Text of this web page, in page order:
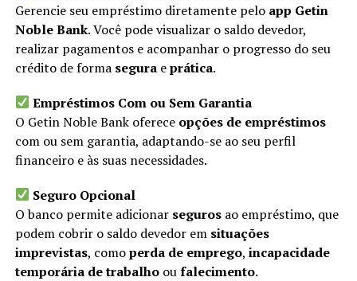
Gerencie seu empréstimo diretamente pelo app Getin
Noble Bank. Você pode visualizar o saldo devedor,
realizar pagamentos e acompanhar o progresso do seu
crédito de forma seguraeprática.
Empréstimos Com ou Sem Garantia
O Getin Noble Bank oferece opções de empréstimos
com ou sem garantia, adaptando-se ao seu perfil
financeiro e às suas necessidades.
Seguro Opcional
O banco permite adicionar segurosao empréstimo, que
podem cobrir o saldo devedor em situações
imprevistas, comoperda de emprego, incapacidade
temporária de trabalhooufalecimento.